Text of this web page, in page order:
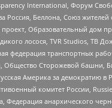
International, Форум
Россия, Беллона, Союз
Образовательный дом
лосося, TVR Studios, ТВ
транспортных
Сторожевой башни,
Америка за демократию в
комитет России,
анархического